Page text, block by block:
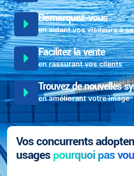
Démarquez-vous
en aidant vos visiteurs à
Facilitez la vente
en rassurant vos clients
Trouvez de nouvelles
en améliorant votre image
Vos concurrents
usagespourquoi pas